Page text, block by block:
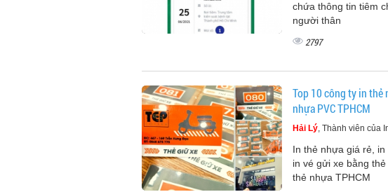
chứa thông tin tiêm
người thân
2797
Top 10 công ty in thẻ
nhựa PVC TPHCM
Hải Lý, Thành viên của
In thẻ nhựa giá rẻ,
in vé gửi xe bằng
thẻ nhựa TPHCM